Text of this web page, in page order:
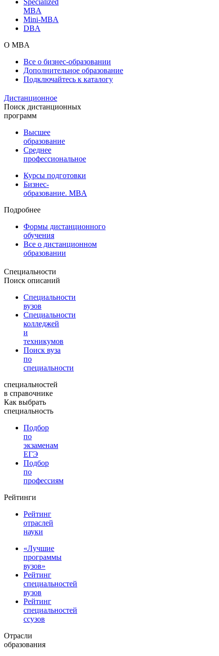
MBA
Mini-MBA
DBA
О MBA
Все о бизнес-образовании
Дополнительное образование
Подключайтесь к каталогу
Дистанционное
Поиск дистанционных
программ
Высшее
образование
Среднее
профессиональное
Курсы подготовки
Бизнес-
образование. MBA
Подробнее
Формы дистанционного
обучения
Все о дистанционном
образовании
Специальности
Поиск описаний
Специальности
вузов
Специальности
колледжей
и
техникумов
Поиск вуза
по
специальности
специальностей
в справочнике
Как выбрать
специальность
Подбор
по
экзаменам
ЕГЭ
Подбор
по
профессиям
Рейтинги
Рейтинг
отраслей
науки
«Лучшие
программы
вузов»
Рейтинг
специальностей
вузов
Рейтинг
специальностей
ссузов
Отрасли
образования